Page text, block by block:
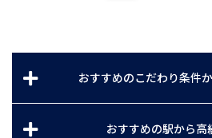
おすすめのこだわり条件
おすすめの駅から高